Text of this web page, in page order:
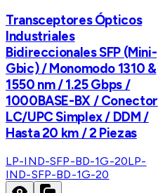
Transceptores Ópticos
Industriales
Bidireccionales SFP (Mini-
Gbic) / Monomodo 1310 &
1550 nm / 1.25 Gbps /
1000BASE-BX / Conector
LC/UPC Simplex / DDM /
Hasta 20 km / 2 Piezas
LP-IND-SFP-BD-1G-20LP-
IND-SFP-BD-1G-20